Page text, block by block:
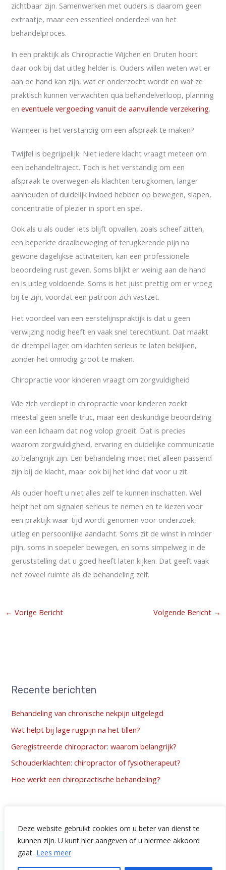
Deze website gebruikt cookies om u beter van dienst te
kunnen zijn. U kunt hier aangeven of u hiermee akkoord
gaat. Lees meer
Recente berichten
Behandeling van chronische nekpijn uitgelegd
Wat helpt bij lage rugpijn na het tillen?
Geregistreerde chiropractor: waarom belangrijk?
Schouderklachten: chiropractor of fysiotherapeut?
Hoe werkt een chiropractische behandeling?
zichtbaar zijn. Samenwerken met ouders is daarom geen
extraatje, maar een essentieel onderdeel van het
behandelproces.
In een praktijk als Chiropractie Wijchen en Druten hoort
daar ook bij dat uitleg helder is. Ouders willen weten wat er
aan de hand kan zijn, wat er onderzocht wordt en wat ze
praktisch kunnen verwachten qua behandelverloop, planning
eneventuele vergoeding vanuit de aanvullende verzekering.
Wanneer is het verstandig om een afspraak te maken?
Twijfel is begrijpelijk. Niet iedere klacht vraagt meteen om
een behandeltraject. Toch is het verstandig om een
afspraak te overwegen als klachten terugkomen, langer
aanhouden of duidelijk invloed hebben op bewegen, slapen,
concentratie of plezier in sport en spel.
Ook als u als ouder iets blijft opvallen, zoals scheef zitten,
een beperkte draaibeweging of terugkerende pijn na
gewone dagelijkse activiteiten, kan een professionele
beoordeling rust geven. Soms blijkt er weinig aan de hand
en is uitleg voldoende. Soms is het juist prettig om er vroeg
bij te zijn, voordat een patroon zich vastzet.
Het voordeel van een eerstelijnspraktijk is dat u geen
verwijzing nodig heeft en vaak snel terechtkunt. Dat maakt
de drempel lager om klachten serieus te laten bekijken,
zonder het onnodig groot te maken.
Chiropractie voor kinderen vraagt om zorgvuldigheid
Wie zich verdiept in chiropractie voor kinderen zoekt
meestal geen snelle truc, maar een deskundige beoordeling
van een lichaam dat nog volop groeit. Dat is precies
waarom zorgvuldigheid, ervaring en duidelijke communicatie
zo belangrijk zijn. Een behandeling moet niet alleen passend
zijn bij de klacht, maar ook bij het kind dat voor u zit.
Als ouder hoeft u niet alles zelf te kunnen inschatten. Wel
helpt het om signalen serieus te nemen en te kiezen voor
een praktijk waar tijd wordt genomen voor onderzoek,
uitleg en persoonlijke aandacht. Soms zit de winst in minder
pijn, soms in soepeler bewegen, en soms simpelweg in de
geruststelling dat u goed heeft laten kijken. Dat geeft vaak
net zoveel ruimte als de behandeling zelf.
← Vorige Bericht Volgende Bericht →
Algemene Voorwaarden